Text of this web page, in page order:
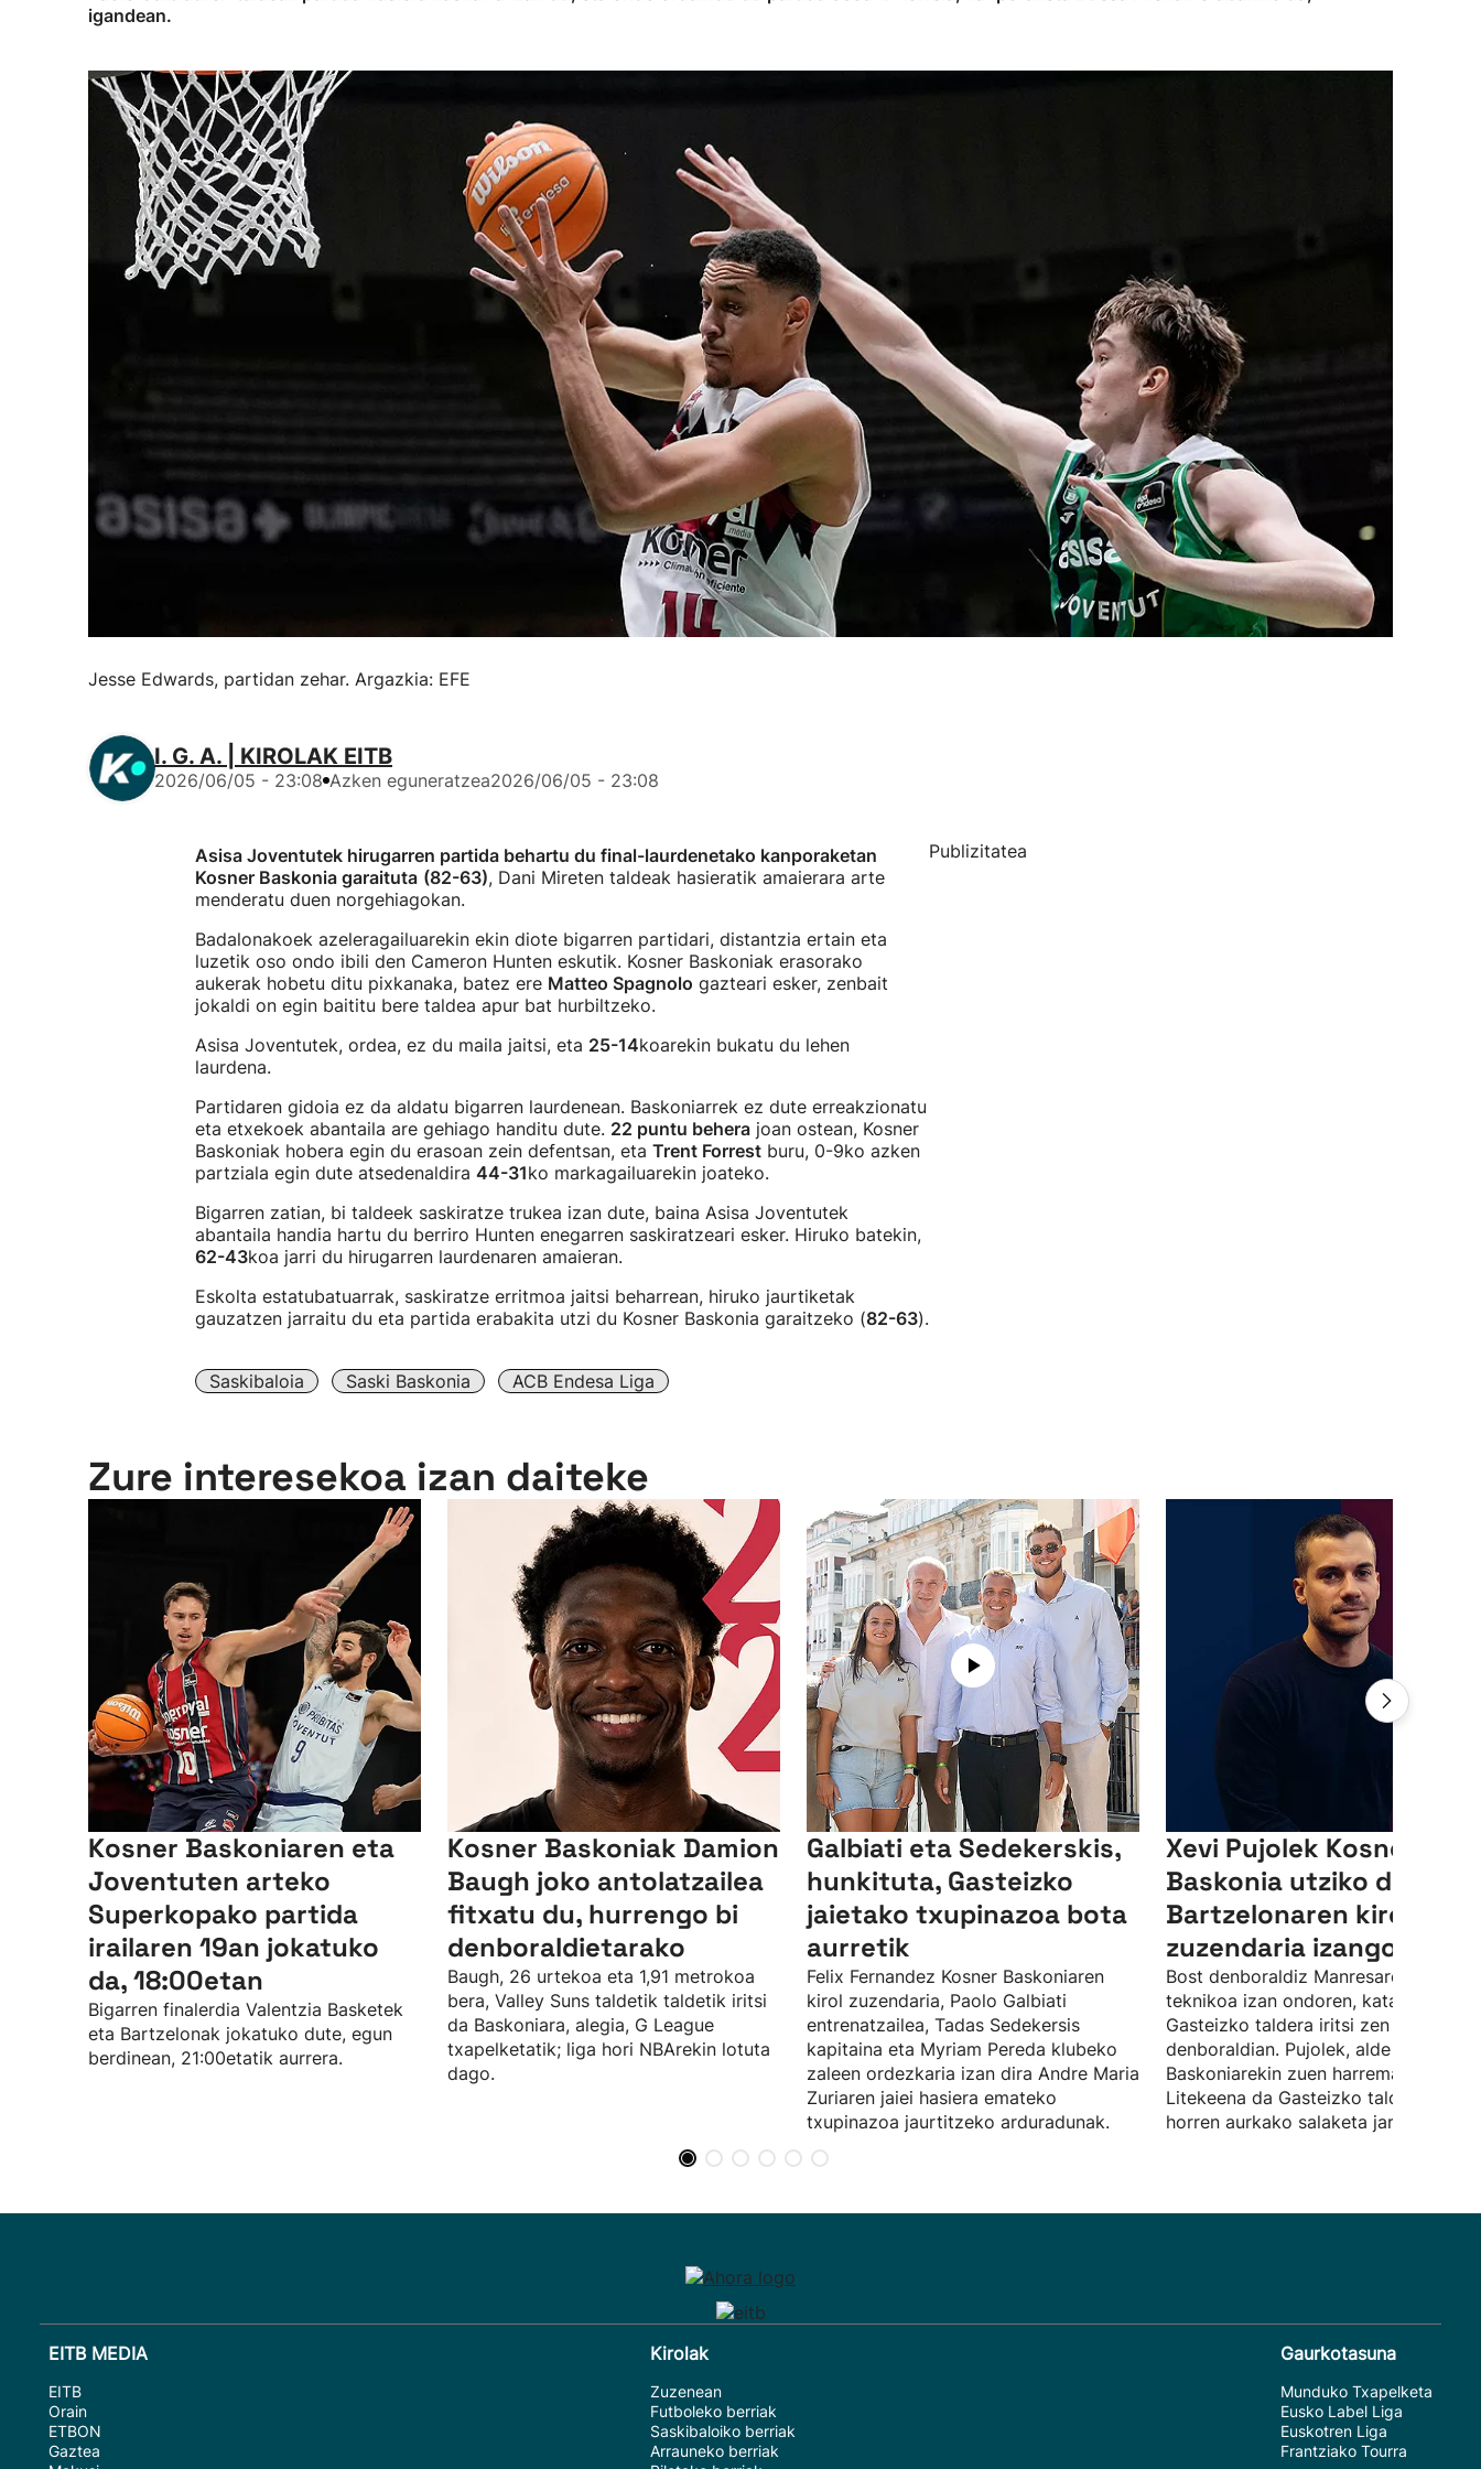
igandean.
Jesse Edwards, partidan zehar. Argazkia: EFE
I. G. A. | KIROLAK EITB
2026/06/05 - 23:08 Azken eguneratzea2026/06/05 - 23:08
Asisa Joventutek hirugarren partida behartu du final-laurdenetako kanporaketan
Kosner Baskonia garaituta (82-63), Dani Mireten taldeak hasieratik amaierara arte
menderatu duen norgehiagokan.
Badalonakoek azeleragailuarekin ekin diote bigarren partidari, distantzia ertain eta
luzetik oso ondo ibili den Cameron Hunten eskutik. Kosner Baskoniak erasorako
aukerak hobetu ditu pixkanaka, batez ere Matteo Spagnolo gazteari esker, zenbait
jokaldi on egin baititu bere taldea apur bat hurbiltzeko.
Asisa Joventutek, ordea, ez du maila jaitsi, eta 25-14koarekin bukatu du lehen
laurdena.
Partidaren gidoia ez da aldatu bigarren laurdenean. Baskoniarrek ez dute erreakzionatu
eta etxekoek abantaila are gehiago handitu dute. 22 puntu behera joan ostean, Kosner
Baskoniak hobera egin du erasoan zein defentsan, eta Trent Forrest buru, 0-9ko azken
partziala egin dute atsedenaldira 44-31ko markagailuarekin joateko.
Bigarren zatian, bi taldeek saskiratze trukea izan dute, baina Asisa Joventutek
abantaila handia hartu du berriro Hunten enegarren saskiratzeari esker. Hiruko batekin,
62-43koa jarri du hirugarren laurdenaren amaieran.
Eskolta estatubatuarrak, saskiratze erritmoa jaitsi beharrean, hiruko jaurtiketak
gauzatzen jarraitu du eta partida erabakita utzi du Kosner Baskonia garaitzeko (82-63).
Saskibaloia Saski Baskonia ACB Endesa Liga
Publizitatea
Zure interesekoa izan daiteke
Kosner Baskoniaren eta
Joventuten arteko
Superkopako partida
irailaren 19an jokatuko
da, 18:00etan
Bigarren finalerdia Valentzia Basketek
eta Bartzelonak jokatuko dute, egun
berdinean, 21:00etatik aurrera.
Kosner Baskoniak Damion
Baugh joko antolatzailea
fitxatu du, hurrengo bi
denboraldietarako
Baugh, 26 urtekoa eta 1,91 metrokoa
bera, Valley Suns taldetik taldetik iritsi
da Baskoniara, alegia, G League
txapelketatik; liga hori NBArekin lotuta
dago.
Galbiati eta Sedekerskis,
hunkituta, Gasteizko
jaietako txupinazoa bota
aurretik
Felix Fernandez Kosner Baskoniaren
kirol zuzendaria, Paolo Galbiati
entrenatzailea, Tadas Sedekersis
kapitaina eta Myriam Pereda klubeko
zaleen ordezkaria izan dira Andre Maria
Zuriaren jaiei hasiera emateko
txupinazoa jaurtitzeko arduradunak.
Xevi Pujolek Kosner
Baskonia utziko du, eta
Bartzelonaren kirol
zuzendaria izango da
Bost denboraldiz Manresaren idazkari
teknikoa izan ondoren, kataluniarra
Gasteizko taldera iritsi zen joan den
denboraldian. Pujolek, alde bakarrez,
Baskoniarekin zuen harremana eten
Litekeena da Gasteizko taldeak
horren aurkako salaketa jartzea.
EITB MEDIA
EITB
Orain
ETBON
Gaztea
Kirolak
Zuzenean
Futboleko berriak
Saskibaloiko berriak
Arrauneko berriak
Gaurkotasuna
Munduko Txapelketa
Eusko Label Liga
Euskotren Liga
Frantziako Tourra